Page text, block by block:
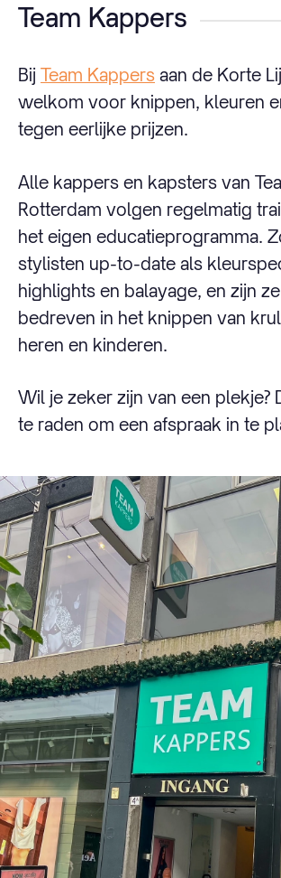
Team Kappers
Bij Team Kappers aan de Korte
welkom voor knippen, kleuren
tegen eerlijke prijzen.
Alle kappers en kapsters van
Rotterdam volgen regelmatig
het eigen educatieprogramma.
stylisten up-to-date als
highlights en balayage, en zijn
bedreven in het knippen van
heren en kinderen.
Wil je zeker zijn van een plekje?
te raden om een afspraak in te